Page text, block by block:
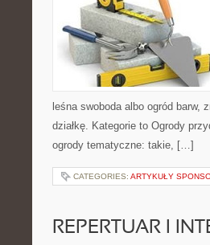
leśna swoboda albo ogród
działkę. Kategorie to Ogrody
ogrody tematyczne: takie, […]
CATEGORIES: ARTYKUŁY
REPERTUAR I